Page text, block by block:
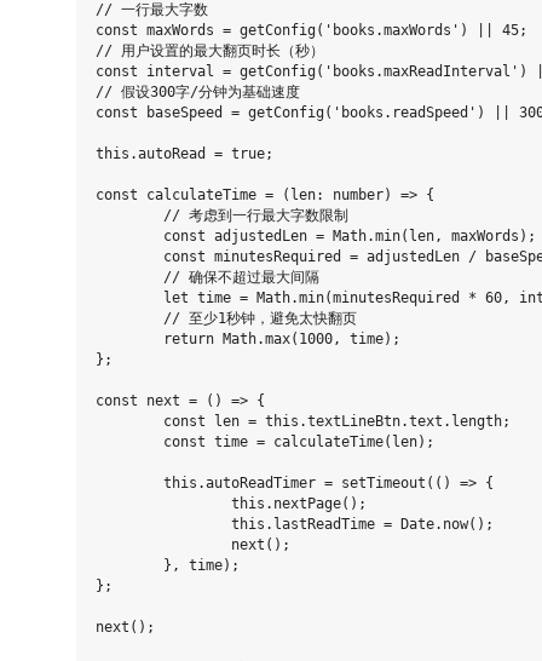
// 一行最大字数
const maxWords = getConfig('books.maxWords') || 45;
// 用户设置的最大翻页时长（秒）
const interval =
// 假设300字/分钟为基础速度
const baseSpeed = getConfig('books.readSpeed') ||
this.autoRead = true;
const calculateTime = (len: number) => {
};
const next = () => {
};
next();